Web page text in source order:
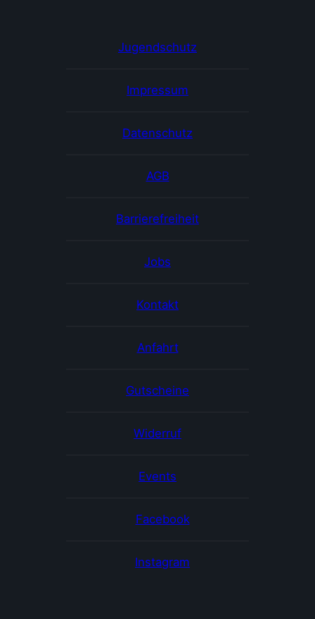
Jugendschutz
Impressum
Datenschutz
AGB
Barrierefreiheit
Jobs
Kontakt
Anfahrt
Gutscheine
Widerruf
Events
Facebook
Instagram